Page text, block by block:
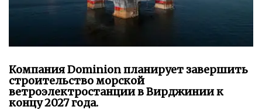
Компания Dominion планирует завершить
строительство морской
ветроэлектростанции в Вирджинии к
концу 2027 года.